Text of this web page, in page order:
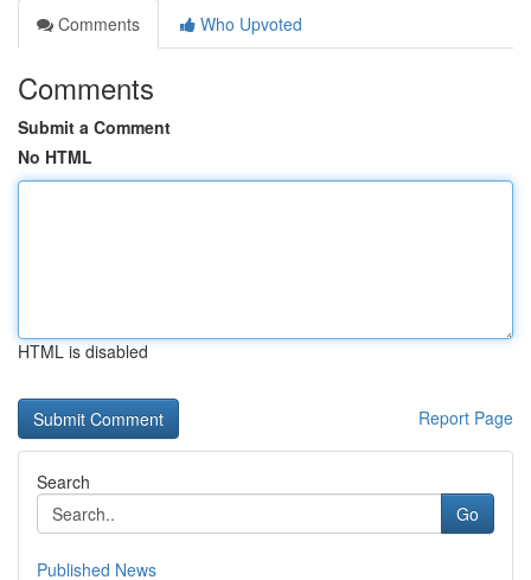
Comments
Who Upvoted
Comments
Submit a Comment
No HTML
HTML is disabled
Report Page
Search
Go
Published News